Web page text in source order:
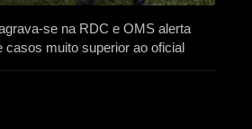
se na RDC e OMS alerta
casos muito superior ao oficial